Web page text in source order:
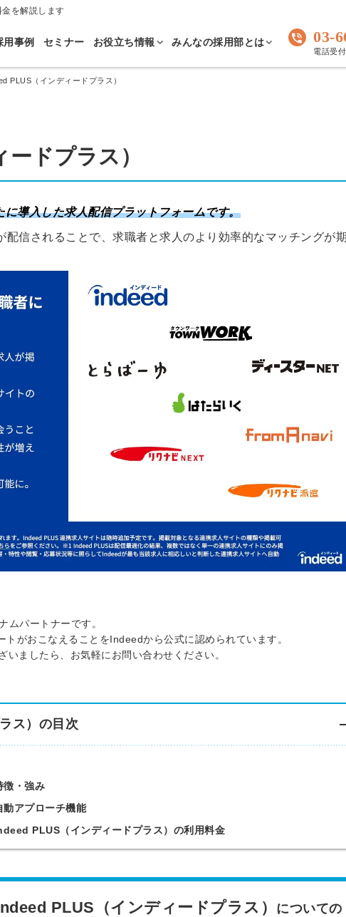
を解説します
用事例 セミナー お役立ち情報 みんなの採用部とは 03-
電話受
PLUS（インディードプラス）
ドプラス）
導入した求人配信プラットフォームです。
信されることで、求職者と求人のより効率的なマッチングが
ムパートナーです。
がおこなえることをIndeedから公式に認められています。
ましたら、お気軽にお問い合わせください。
ス）の目次
・強み
アプローチ機能
PLUS（インディードプラス）の利用料金
PLUS（インディードプラス）
についての